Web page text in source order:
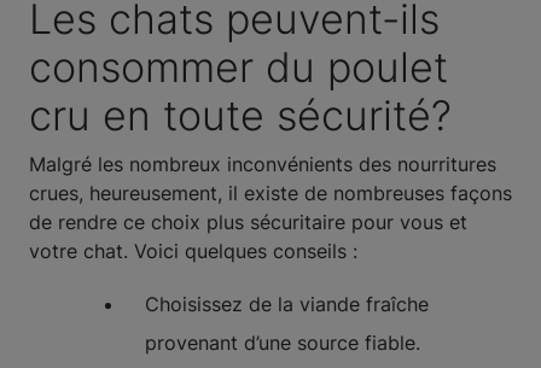
Les chats peuvent-ils
consommer du poulet
cru en toute sécurité?
Malgré les nombreux inconvénients des nourritures
crues, heureusement, il existe de nombreuses façons
de rendre ce choix plus sécuritaire pour vous et
votre chat. Voici quelques conseils :
Choisissez de la viande fraîche
provenant d’une source fiable.